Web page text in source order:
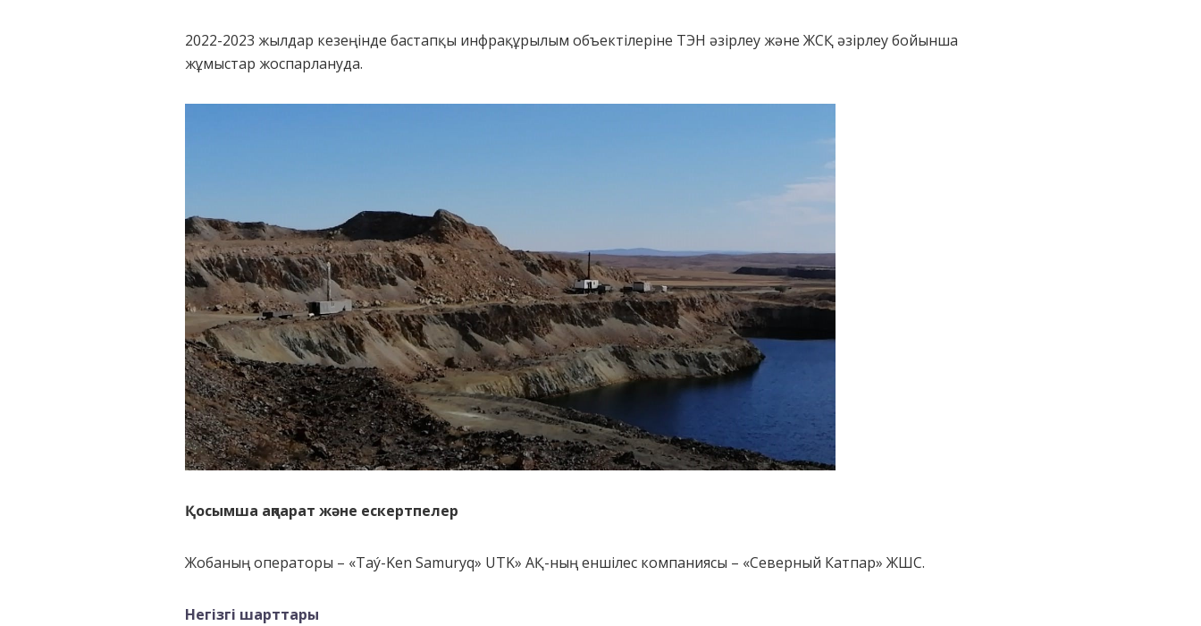
2022-2023 жылдар кезеңінде бастапқы инфрақұрылым объектілеріне ТЭН әзірлеу және ЖСҚ әзірлеу бойынша
жұмыстар жоспарлануда.
Қосымша ақпарат және ескертпелер
Жобаның операторы – «Taý-Ken Samuryq» UTK» АҚ-ның еншілес компаниясы – «Северный Катпар» ЖШС.
Негізгі шарттары